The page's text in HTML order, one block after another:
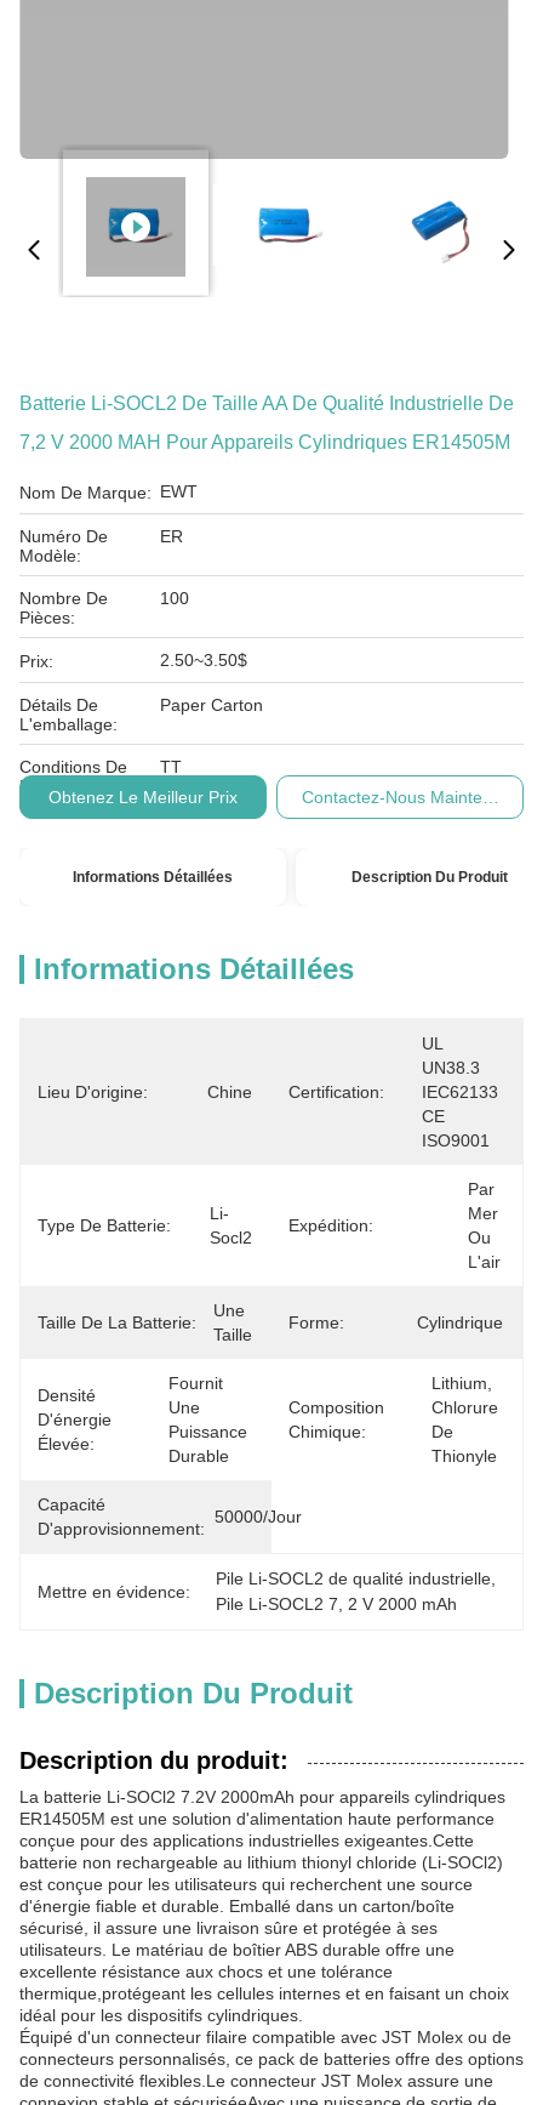
Batterie Li-SOCL2 De Taille AA De Qualité Industrielle De
7,2 V 2000 MAH Pour Appareils Cylindriques ER14505M
Nom De Marque: EWT
Numéro De
Modèle:
ER
Nombre De
Pièces:
100
Prix: 2.50~3.50$
Détails De
L'emballage:
Paper Carton
Conditions De
Paiement:
TT
Obtenez Le Meilleur Prix
Contactez-Nous Maintenant
Informations Détaillées Description Du Produit
Informations Détaillées
Lieu D'origine: Chine Certification:
UL
UN38.3
IEC62133
CE
ISO9001
Type De Batterie:
Li-
Socl2
Expédition:
Par
Mer
Ou
L'air
Taille De La Batterie:
Une
Taille
Forme: Cylindrique
Densité
D'énergie
Élevée:
Fournit
Une
Puissance
Durable
Composition
Chimique:
Lithium,
Chlorure
De
Thionyle
Capacité
D'approvisionnement:
50000/jour
Mettre en évidence:
Pile Li-SOCL2 de qualité industrielle
Pile Li-SOCL2 7
2 V 2000 mAh
Description Du Produit
Description du produit:
La batterie Li-SOCl2 7.2V 2000mAh pour appareils cylindriques
ER14505M est une solution d'alimentation haute performance
conçue pour des applications industrielles exigeantes.Cette
batterie non rechargeable au lithium thionyl chloride (Li-SOCl2)
est conçue pour les utilisateurs qui recherchent une source
d'énergie fiable et durable. Emballé dans un carton/boîte
sécurisé, il assure une livraison sûre et protégée à ses
utilisateurs. Le matériau de boîtier ABS durable offre une
excellente résistance aux chocs et une tolérance
thermique,protégeant les cellules internes et en faisant un choix
idéal pour les dispositifs cylindriques.
Équipé d'un connecteur filaire compatible avec JST Molex ou de
connecteurs personnalisés, ce pack de batteries offre des options
de connectivité flexibles.Le connecteur JST Molex assure une